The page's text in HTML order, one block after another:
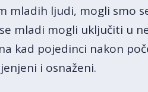
mladih ljudi, mogli smo
mladi mogli uključiti u
kad pojedinci nakon
i osnaženi.